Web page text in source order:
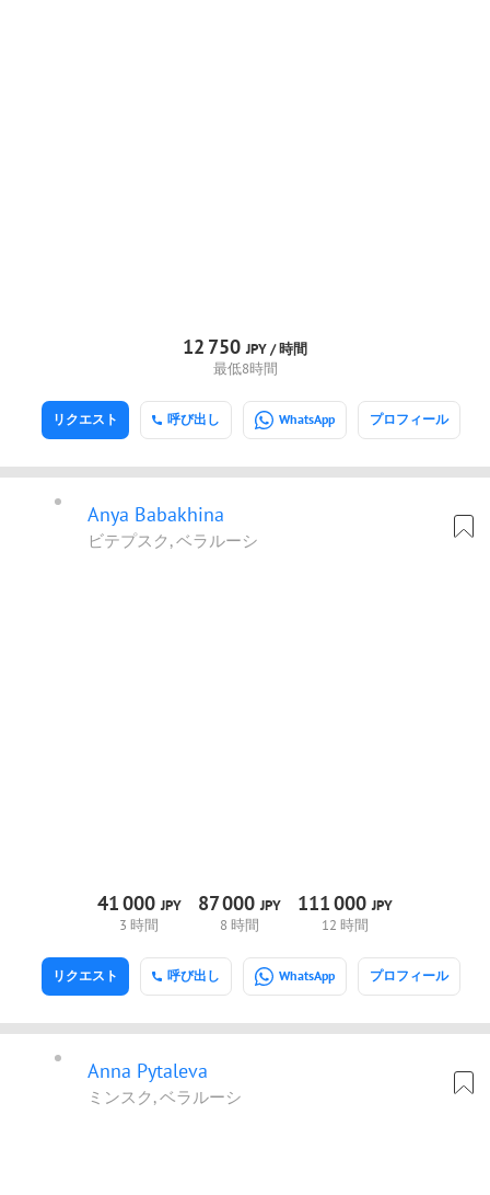
12 750JPY /時間
最低8時間
呼び出し WhatsApp プロフィール
リクエスト
Anya Babakhina
ビテプスク, ベラルーシ
41000JPY
3 時間
87000JPY
8 時間
111000JPY
12 時間
呼び出し WhatsApp プロフィール
リクエスト
Anna Pytaleva
ミンスク, ベラルーシ